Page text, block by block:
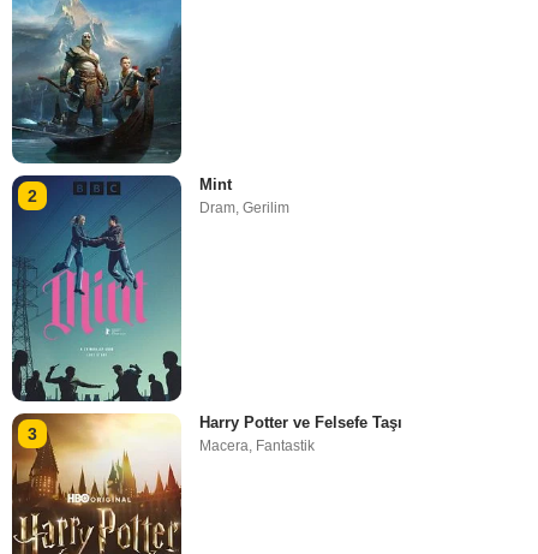
2
Mint
Dram ,Gerilim
3
Harry Potter ve Felsefe Taşı
Macera, Fantastik